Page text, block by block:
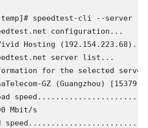
temp]# speedtest-cli --server
configuration...
Hosting (192.154.223.68)...
server list...
for the selected
GZ (Guangzhou)
Mbit/s